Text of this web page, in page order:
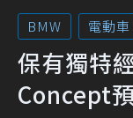
BMW 電動車
保有獨特
Concept